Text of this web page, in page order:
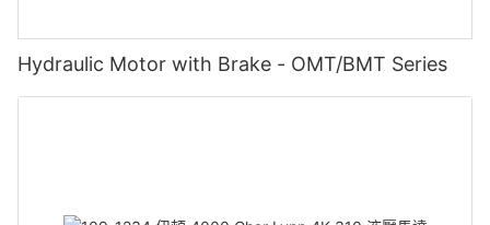
Hydraulic Motor with Brake - OMT/BMT Series